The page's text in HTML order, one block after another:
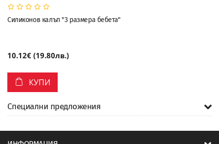
Силиконов калъп "3 размера бебета"
10.12€ (19.80лв.)
КУПИ
Специални предложения